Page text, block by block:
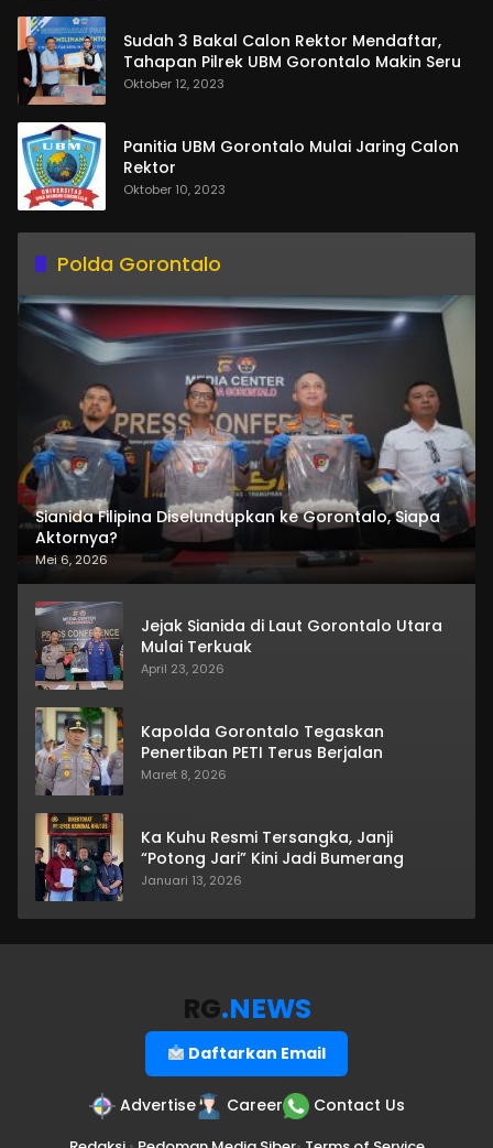
Sudah 3 Bakal Calon Rektor Mendaftar,
Tahapan Pilrek UBM Gorontalo Makin Seru
Oktober 12, 2023
Panitia UBM Gorontalo Mulai Jaring Calon
Rektor
Oktober 10, 2023
Polda Gorontalo
Sianida Filipina Diselundupkan ke Gorontalo, Siapa
Aktornya?
Mei 6, 2026
Jejak Sianida di Laut Gorontalo Utara
Mulai Terkuak
April 23, 2026
Kapolda Gorontalo Tegaskan
Penertiban PETI Terus Berjalan
Maret 8, 2026
Ka Kuhu Resmi Tersangka, Janji
“Potong Jari” Kini Jadi Bumerang
Januari 13, 2026
RG.NEWS
Daftarkan Email
Advertise Career Contact Us